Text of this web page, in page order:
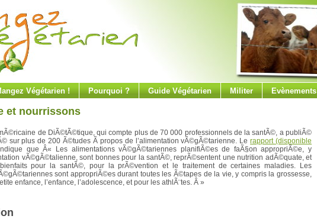
Végétarien ! Pourquoi ? Guide Végétarien Militer Evènements
et nourrissons
de DiÃ©tÃ©tique, qui compte plus de 70 000 professionnels de la santÃ©, a publiÃ©
sur plus de 200 Ã©tudes Ã propos de l’alimentation vÃ©gÃ©tarienne. Lerapport (disponible
que Â« Les alimentations vÃ©gÃ©tariennes planifiÃ©es de faÃ§on appropriÃ©e, y
vÃ©gÃ©talienne, sont bonnes pour la santÃ©, reprÃ©sentent une nutrition adÃ©quate, et
pour la santÃ©, pour la prÃ©vention et le traitement de certaines maladies. Les
sont appropriÃ©es durant toutes les Ã©tapes de la vie, y compris la grossesse,
enfance, l’enfance, l’adolescence, et pour les athlÃ¨tes. Â »